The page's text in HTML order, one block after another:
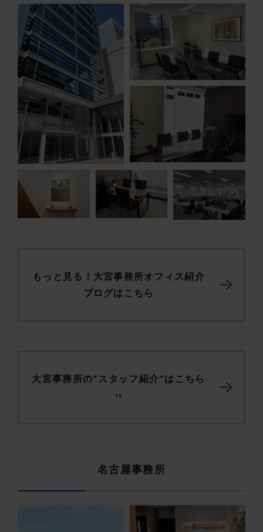
もっと見る！大宮事務所オフィス紹介
ブログはこちら
大宮事務所の”スタッフ紹介”はこちら
››
名古屋事務所